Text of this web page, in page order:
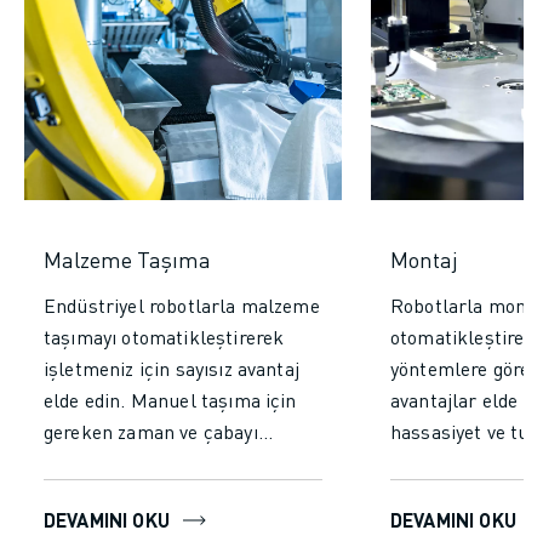
Malzeme Taşıma
Endüstriyel robotlarla malzeme
taşımayı otomatikleştirerek
işletmeniz için sayısız avantaj
elde edin. Manuel taşıma için
gereken zaman ve çabayı
artırın. Robotların yorulmadan
DEVAMINI OKU
Montaj
Robotlarla
yöntemlere göre
avantajlar elde
hassasiyet ve
edin.
DEVAMINI OKU